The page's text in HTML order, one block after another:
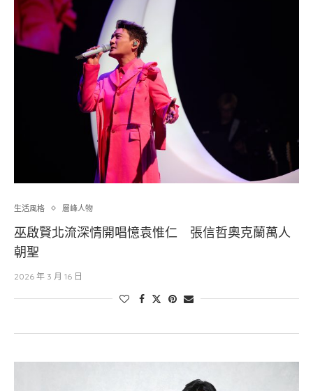
生活風格 層峰⼈物
巫啟賢北流深情開唱憶袁惟仁 張信哲奧克蘭萬人
朝聖
2026 年 3 月 16 日